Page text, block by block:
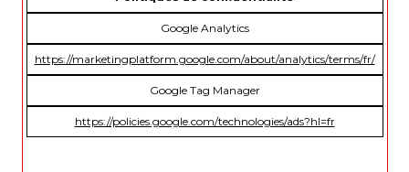
Google Analytics
https://marketingplatform.google.com/about/analytics/terms/fr/
Google Tag Manager
https://policies.google.com/technologies/ads?hl=fr